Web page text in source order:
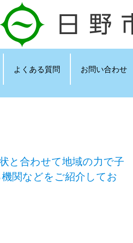
よくある質問 お問い合わせ
と合わせて地域の力で子
関などをご紹介してお